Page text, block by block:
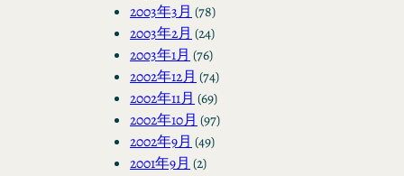
2003年3月 (78)
2003年2月 (24)
2003年1月 (76)
2002年12月 (74)
2002年11月 (69)
2002年10月 (97)
2002年9月 (49)
2001年9月 (2)